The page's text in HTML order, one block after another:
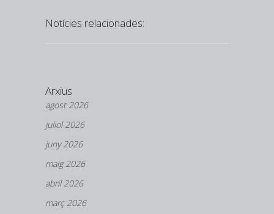
Notícies relacionades:
Arxius
agost 2026
juliol 2026
juny 2026
maig 2026
abril 2026
març 2026